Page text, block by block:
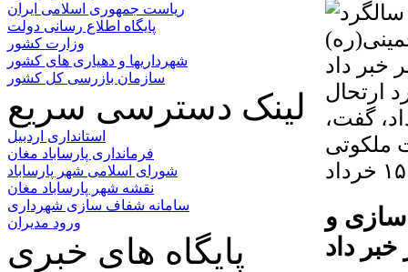
خبر داد
ارتحال
و قیام خونین ۱۵ خرداد، گفت،
ملکوتی
سازی و
داد
ریاست جمهوری اسلامی ایران
پایگاه اطلاع رسانی دولت
وزارت کشور
شهرداریها و دهیاری های کشور
سازمان بازرسی کل کشور
لینک دسترسی سریع
استانداری اردبیل
فرمانداری پارساباد مغان
شورای اسلامی شهر پارساباد
نقشه شهر پارساباد مغان
سامانه شفاف سازی شهرداری
ورود مدیران
پایگاه های خبری